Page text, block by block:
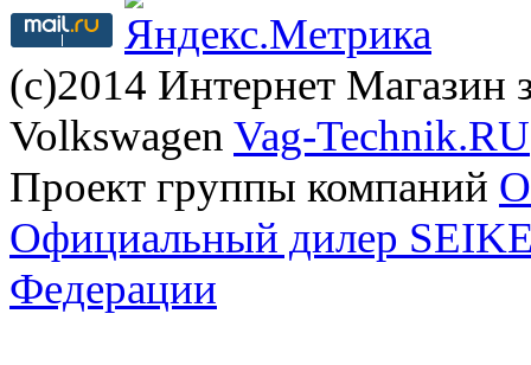
(с)2014 Интернет Магазин
Volkswagen Vag-Technik.RU
Проект группы компаний
Официальный дилер
Федерации